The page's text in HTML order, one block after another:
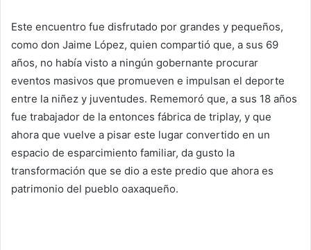
Este encuentro fue disfrutado por grandes y pequeños,
como don Jaime López, quien compartió que, a sus 69
años, no había visto a ningún gobernante procurar
eventos masivos que promueven e impulsan el deporte
entre la niñez y juventudes. Rememoró que, a sus 18 años
fue trabajador de la entonces fábrica de triplay, y que
ahora que vuelve a pisar este lugar convertido en un
espacio de esparcimiento familiar, da gusto la
transformación que se dio a este predio que ahora es
patrimonio del pueblo oaxaqueño.